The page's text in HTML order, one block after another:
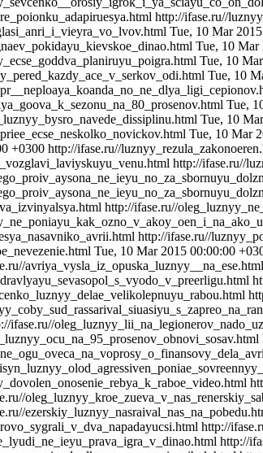
http://ifase.ru//
Tue, 10 Mar
Tue, 10 Mar
Tue, 10
Tue, 10
Tue,
Tue, 10
Tue, 10 Mar
+0300 http://ifase.ru//
http://ifase.ru//
http://ifase.ru//
http://ifase.ru//
Tue, 10 Mar 2015 00:00:00
avriya_vysla_iz_opuska_luznyy__na_ese.html
ifase.ru//
http://
http://